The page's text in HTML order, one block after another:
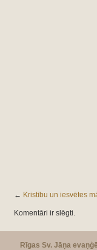
← Kristību un iesvētes
Komentāri ir slēgti.
Rīgas Sv. Jāņa